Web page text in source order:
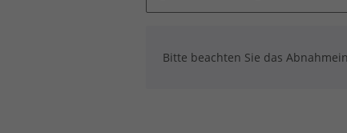
Bitte beachten Sie das